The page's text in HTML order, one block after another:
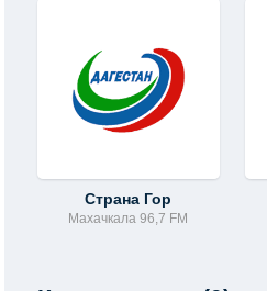
Страна Гор
Махачкала 96,7 FM